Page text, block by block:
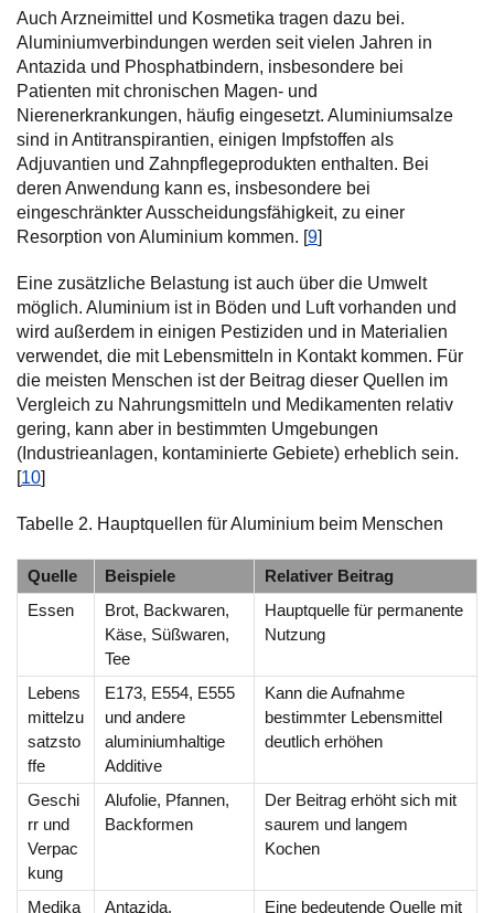
Auch Arzneimittel und Kosmetika tragen dazu bei.
Aluminiumverbindungen werden seit vielen Jahren in
Antazida und Phosphatbindern, insbesondere bei
Patienten mit chronischen Magen- und
Nierenerkrankungen, häufig eingesetzt. Aluminiumsalze
sind in Antitranspirantien, einigen Impfstoffen als
Adjuvantien und Zahnpflegeprodukten enthalten. Bei
deren Anwendung kann es, insbesondere bei
eingeschränkter Ausscheidungsfähigkeit, zu einer
Resorption von Aluminium kommen. [9]
Eine zusätzliche Belastung ist auch über die Umwelt
möglich. Aluminium ist in Böden und Luft vorhanden und
wird außerdem in einigen Pestiziden und in Materialien
verwendet, die mit Lebensmitteln in Kontakt kommen. Für
die meisten Menschen ist der Beitrag dieser Quellen im
Vergleich zu Nahrungsmitteln und Medikamenten relativ
gering, kann aber in bestimmten Umgebungen
(Industrieanlagen, kontaminierte Gebiete) erheblich sein.
[10]
Tabelle 2. Hauptquellen für Aluminium beim Menschen
Quelle Beispiele
Relativer Beitrag
Essen
Brot, Backwaren,
Käse, Süßwaren,
Tee
Hauptquelle für permanente
Nutzung
Lebens
mittelzu
satzsto
ffe
E173, E554, E555
und andere
aluminiumhaltige
Additive
Kann die Aufnahme
bestimmter Lebensmittel
deutlich erhöhen
Geschi
rr und
Verpac
kung
Alufolie, Pfannen,
Backformen
Der Beitrag erhöht sich mit
saurem und langem
Kochen
Medika Antazida, Eine bedeutende Quelle mit